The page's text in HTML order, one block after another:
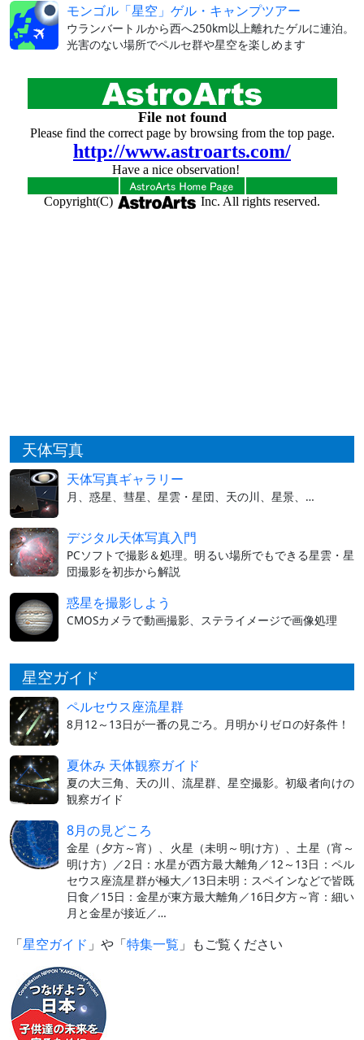
モンゴル「星空」ゲル・キャンプツアー
ウランバートルから西へ250km以上離れたゲルに連泊。
光害のない場所でペルセ群や星空を楽しめます
天体写真
天体写真ギャラリー
月、惑星、彗星、星雲・星団、天の川、星景、…
デジタル天体写真入門
PCソフトで撮影＆処理。明るい場所でもできる星雲・星
団撮影を初歩から解説
惑星を撮影しよう
CMOSカメラで動画撮影、ステライメージで画像処理
星空ガイド
ペルセウス座流星群
8月12～13日が一番の見ごろ。月明かりゼロの好条件！
夏休み 天体観察ガイド
夏の大三角、天の川、流星群、星空撮影。初級者向けの
観察ガイド
8月の見どころ
金星（夕方～宵）、火星（未明～明け方）、土星（宵～
明け方）／2日：水星が西方最大離角／12～13日：ペル
セウス座流星群が極大／13日未明：スペインなどで皆既
日食／15日：金星が東方最大離角／16日夕方～宵：細い
月と金星が接近／…
「星空ガイド 」や「特集一覧 」もご覧ください